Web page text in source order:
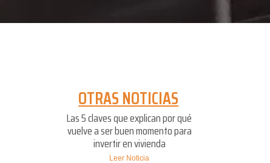
OTRAS NOTICIAS
Las 5 claves que explican por qué
vuelve a ser buen momento para
invertir en vivienda
Leer Noticia